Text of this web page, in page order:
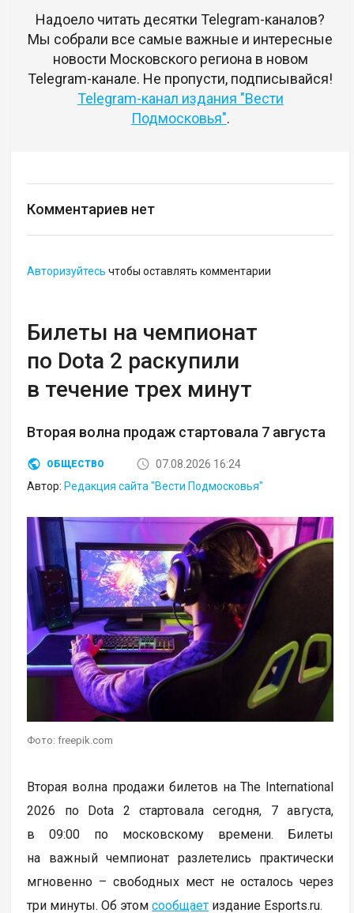
Надоело читать десятки Telegram-каналов?
Мы собрали все самые важные и интересные
новости Московского региона в новом
Telegram-канале. Не пропусти, подписывайся!
Telegram-канал издания "Вести
Подмосковья".
Комментариев нет
Авторизуйтесь чтобы оставлять комментарии
Билеты на чемпионат
по Dota 2 раскупили
в течение трех минут
Вторая волна продаж стартовала 7 августа
ОБЩЕСТВО
07.08.2026 16:24
Автор: Редакция сайта "Вести Подмосковья"
Фото: freepik.com
Вторая волна продажи билетов на The International
2026 по Dota 2 стартовала сегодня, 7 августа,
в 09:00 по московскому времени. Билеты
на важный чемпионат разлетелись практически
мгновенно – свободных мест не осталось через
три минуты. Об этомсообщает издание Esports.ru.